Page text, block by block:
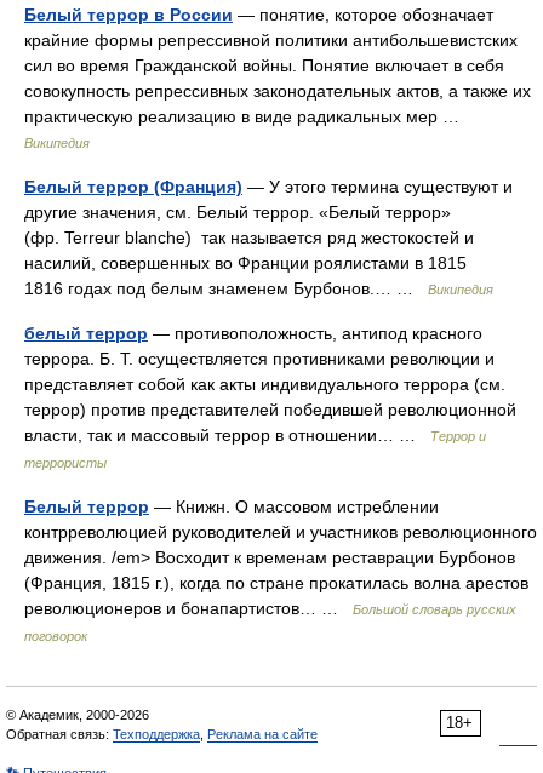
Белый террор в России — понятие, которое обозначает
крайние формы репрессивной политики антибольшевистских
сил во время Гражданской войны. Понятие включает в себя
совокупность репрессивных законодательных актов, а также их
практическую реализацию в виде радикальных мер …
Википедия
Белый террор (Франция) — У этого термина существуют и
другие значения, см. Белый террор. «Белый террор»
(фр. Terreur blanche) так называется ряд жестокостей и
насилий, совершенных во Франции роялистами в 1815
1816 годах под белым знаменем Бурбонов.… …
Википедия
белый террор — противоположность, антипод красного
террора. Б. Т. осуществляется противниками революции и
представляет собой как акты индивидуального террора (см.
террор) против представителей победившей революционной
власти, так и массовый террор в отношении… …
Террор и
террористы
Белый террор — Книжн. О массовом истреблении
контрреволюцией руководителей и участников революционного
движения. /em> Восходит к временам реставрации Бурбонов
(Франция, 1815 г.), когда по стране прокатилась волна арестов
революционеров и бонапартистов… …
Большой словарь русских
поговорок
18+
© Академик, 2000-2026
Обратная связь: Техподдержка Реклама на сайте